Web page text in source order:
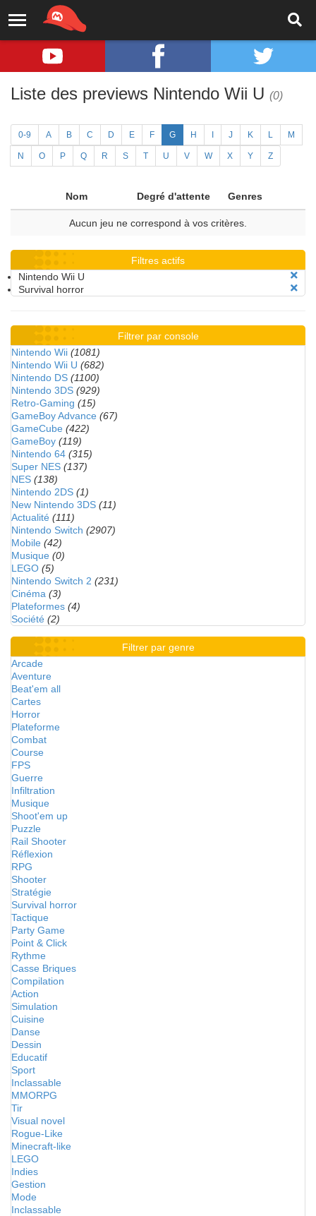
Liste des previews Nintendo Wii U (0)
0-9 A B C D E F G H J K L M
N O P Q R S T U V W X Y Z
Nom Degré d'attente Genres
Aucun jeu ne correspond à vos critères.
Filtres actifs
Nintendo Wii U
Survival horror
Filtrer par console
Nintendo Wii (1081)
Nintendo Wii U (682)
Nintendo DS (1100)
Nintendo 3DS (929)
Retro-Gaming (15)
GameBoy Advance (67)
GameCube (422)
GameBoy (119)
Nintendo 64 (315)
Super NES (137)
NES (138)
Nintendo 2DS (1)
New Nintendo 3DS (11)
Actualité (111)
Nintendo Switch (2907)
Mobile (42)
Musique (0)
LEGO (5)
Nintendo Switch 2 (231)
Cinéma (3)
Plateformes (4)
Société (2)
Filtrer par genre
Arcade
Aventure
Beat'em all
Cartes
Horror
Plateforme
Combat
Course
FPS
Guerre
Infiltration
Musique
Shoot'em up
Puzzle
Rail Shooter
Réflexion
RPG
Shooter
Stratégie
Survival horror
Tactique
Party Game
Point & Click
Rythme
Casse Briques
Compilation
Action
Simulation
Cuisine
Danse
Dessin
Educatif
Sport
Inclassable
MMORPG
Tir
Visual novel
Rogue-Like
Minecraft-like
LEGO
Indies
Gestion
Mode
Inclassable